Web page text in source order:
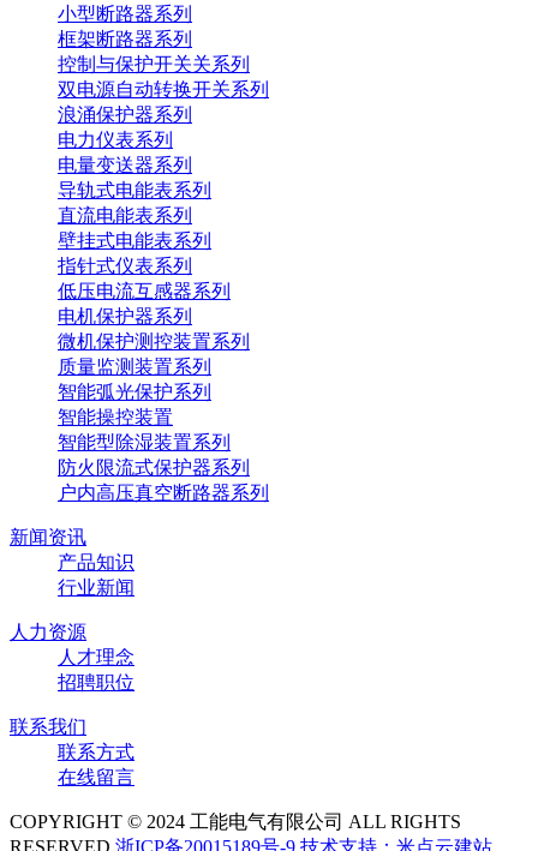
小型断路器系列
框架断路器系列
控制与保护开关关系列
双电源自动转换开关系列
浪涌保护器系列
电力仪表系列
电量变送器系列
导轨式电能表系列
直流电能表系列
壁挂式电能表系列
指针式仪表系列
低压电流互感器系列
电机保护器系列
微机保护测控装置系列
质量监测装置系列
智能弧光保护系列
智能操控装置
智能型除湿装置系列
防火限流式保护器系列
户内高压真空断路器系列
新闻资讯
产品知识
行业新闻
人力资源
人才理念
招聘职位
联系我们
联系方式
在线留言
COPYRIGHT © 2024 工能电气有限公司 ALL RIGHTS
RESERVED 浙ICP备20015189号-9 技术支持：米点云建站